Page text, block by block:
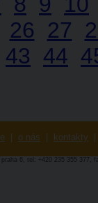
26 27
43 44
o nás kontakty
6, tel: +420 235 355 377,